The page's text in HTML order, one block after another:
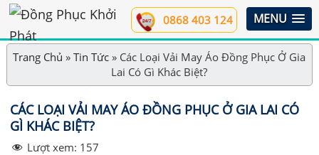
MENU
0868 403 124
Trang Chủ »Tin Tức » Các Loại Vải May Áo Đồng Phục Ở Gia
Lai Có Gì Khác Biệt?
CÁC LOẠI VẢI MAY ÁO ĐỒNG PHỤC Ở GIA LAI CÓ
GÌ KHÁC BIỆT?
Lượt xem: 157